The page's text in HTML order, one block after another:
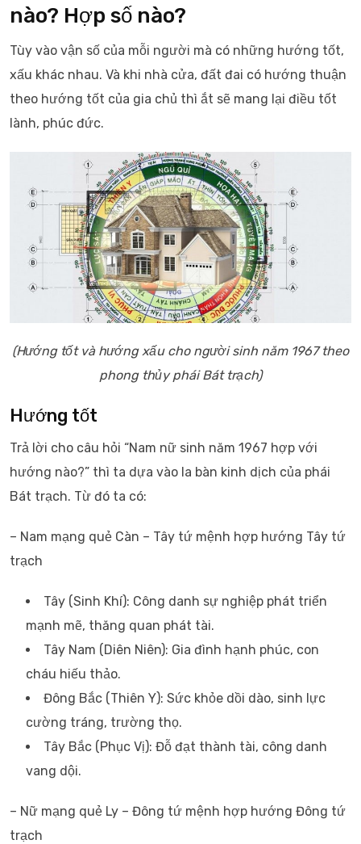
nào? Hợp số nào?
Tùy vào vận số của mỗi người mà có những hướng tốt,
xấu khác nhau. Và khi nhà cửa, đất đai có hướng thuận
theo hướng tốt của gia chủ thì ắt sẽ mang lại điều tốt
lành, phúc đức.
(Hướng tốt và hướng xấu cho người sinh năm 1967 theo
phong thủy phái Bát trạch)
Hướng tốt
Trả lời cho câu hỏi “Nam nữ sinh năm 1967 hợp với
hướng nào?” thì ta dựa vào la bàn kinh dịch của phái
Bát trạch. Từ đó ta có:
– Nam mạng quẻ Càn – Tây tứ mệnh hợp hướng Tây tứ
trạch
Tây (Sinh Khí): Công danh sự nghiệp phát triển
mạnh mẽ, thăng quan phát tài.
Tây Nam (Diên Niên): Gia đình hạnh phúc, con
cháu hiếu thảo.
Đông Bắc (Thiên Y): Sức khỏe dồi dào, sinh lực
cường tráng, trường thọ.
Tây Bắc (Phục Vị): Đỗ đạt thành tài, công danh
vang dội.
– Nữ mạng quẻ Ly – Đông tứ mệnh hợp hướng Đông tứ
trạch